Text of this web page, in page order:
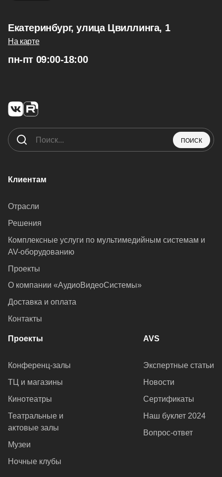
Екатеринбург, улица Цвиллинга, 1
На карте
пн-пт 09:00-18:00
ПОИСК
Клиентам
Отрасли
Решения
Комплексные услуги по мультимедийным системам и
AV-оборудованию
Проекты
О компании «АудиоВидеоСистемы»
Доставка и оплата
Контакты
Проекты
Конференц-залы
ТЦ и магазины
Кинотеатры
Театральные и
актовые залы
Музеи
Ночные клубы
AVS
Экспертные статьи
Новости
Сертификаты
Наш буклет 2024
Вопрос-ответ